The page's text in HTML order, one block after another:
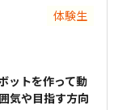
お金の使い方との
度だったようで、
います。
体験生
ットを作って動
気や目指す方向